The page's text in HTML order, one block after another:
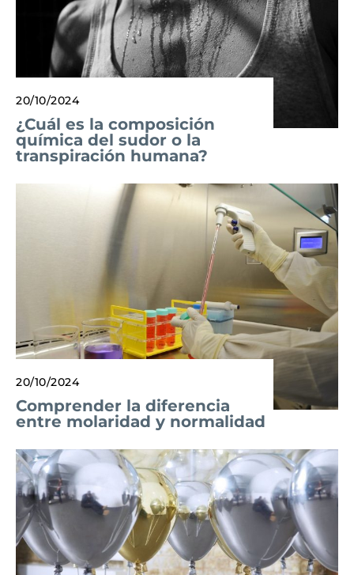
20/10/2024
¿Cuál es la composición
química del sudor o la
transpiración humana?
20/10/2024
Comprender la diferencia
entre molaridad y normalidad